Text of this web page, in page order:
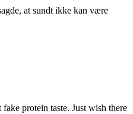
at sundt ikke kan være
protein taste. Just wish there